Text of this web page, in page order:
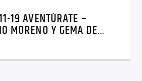
19 AVENTÚRATE –
MORENO Y GEMA DEL